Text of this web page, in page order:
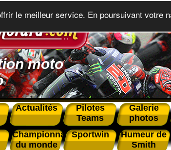
moto
Actualités
Pilotes
Teams
Galerie
photos
Championnat
du monde
Sportwin
Humeur de
Smith
le meilleur service. En poursuivant votre